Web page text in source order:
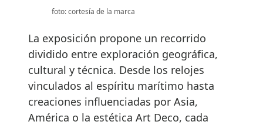
foto: cortesía de la marca
La exposición propone un recorrido
dividido entre exploración geográfica,
cultural y técnica. Desde los relojes
vinculados al espíritu marítimo hasta
creaciones influenciadas por Asia,
América o la estética Art Deco, cada